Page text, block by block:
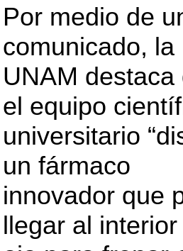
Por medio de
comunicado, la
UNAM destaca
el equipo
universitario
un fármaco
innovador que
llegar al interior